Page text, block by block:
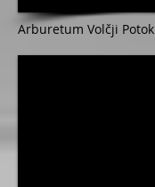
Arburetum Volčji Potok